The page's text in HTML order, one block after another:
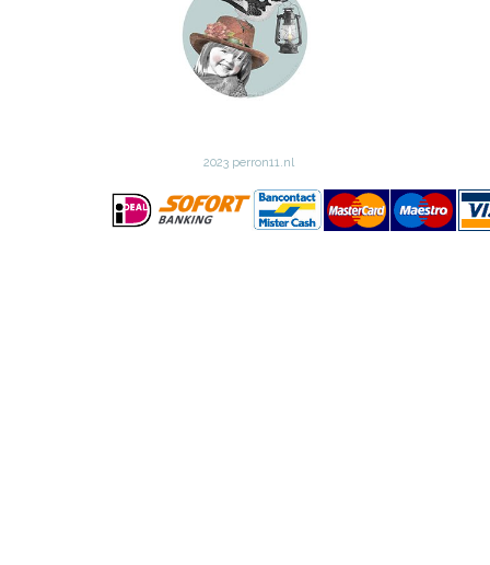
2023 perron11.nl